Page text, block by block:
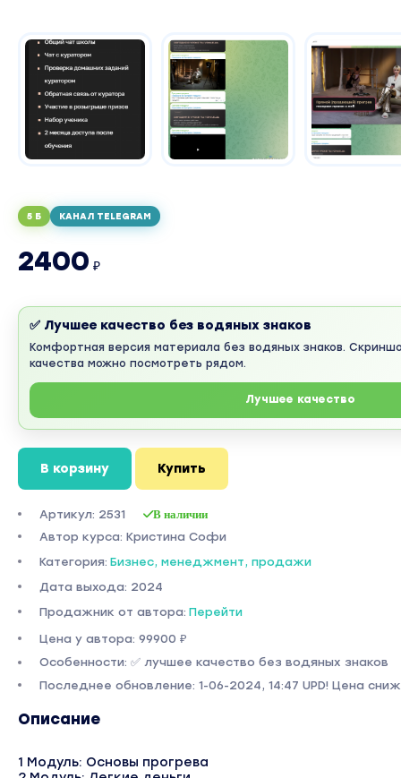
5 Б КАНАЛ TELEGRAM
2400 ₽
✅ Лучшее качество без водяных знаков
Комфортная версия материала без водяных знаков.
качества можно посмотреть рядом.
Лучшее качество
В корзину Купить
Артикул: 2531 В наличии
Автор курса: Кристина Софи
Категория: Бизнес, менеджмент, продажи
Дата выхода: 2024
Продажник от автора: Перейти
Цена у автора: 99900 ₽
Особенности: ✅ лучшее качество без водяных знаков
Последнее обновление: 1-06-2024, 14:47 UPD! Цена
Описание
1 Модуль: Основы прогрева